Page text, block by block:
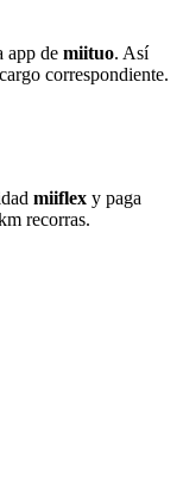
app de miituo. Así
correspondiente.
miiflex y paga
recorras.